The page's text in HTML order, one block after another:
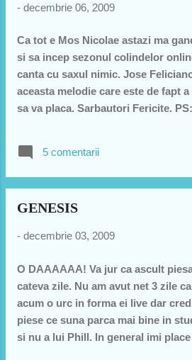
simteam cu ani in urma, macar un
incerc anul asta sa fac din ce in ce
simta ca un copil Craciunul si
cuvinte dar dam vina pe dislexie..
- decembrie 06, 2009
Ca tot e Mos Nicolae astazi ma
si sa incep sezonul colindelor
canta cu saxul nimic. Jose
aceasta melodie care este de fapt
sa va placa. Sarbautori Fericite.
elemente 1 am scapat de chior si 2
una buna una rea:) hai succesuri!
5 comentarii
GENESIS
- decembrie 03, 2009
O DAAAAAA! Va jur ca ascult
cateva zile. Nu am avut net 3 zile
acum o urc in forma ei live dar
piese ce suna parca mai bine in
si nu a lui Phill. In general imi